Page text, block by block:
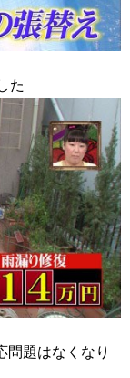
た
問題はなくなり